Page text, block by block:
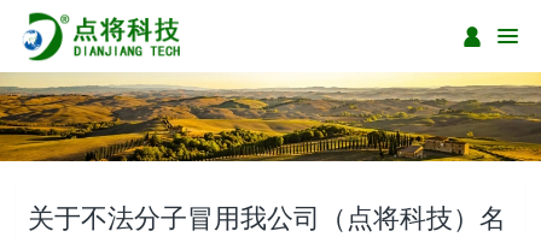
关于不法分子冒用我公司（点将科技）名